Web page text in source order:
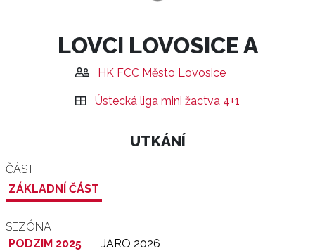
LOVCI LOVOSICE A
HK FCC Město Lovosice
Ústecká liga mini žactva 4+1
UTKÁNÍ
ČÁST
ZÁKLADNÍ ČÁST
SEZÓNA
PODZIM 2025
JARO 2026